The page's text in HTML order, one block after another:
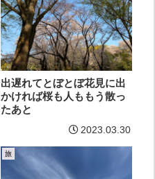
出遅れてとぼとぼ花見に出
かければ桜も人ももう散っ
たあと
2023.03.30
旅